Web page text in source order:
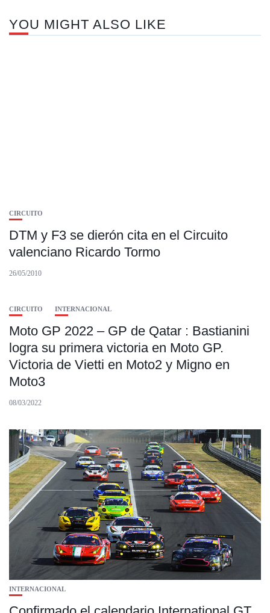
YOU MIGHT ALSO LIKE
CIRCUITO
DTM y F3 se dierón cita en el Circuito
valenciano Ricardo Tormo
26/05/2010
CIRCUITO INTERNACIONAL
Moto GP 2022 – GP de Qatar : Bastianini
logra su primera victoria en Moto GP.
Victoria de Vietti en Moto2 y Migno en
Moto3
08/03/2022
INTERNACIONAL